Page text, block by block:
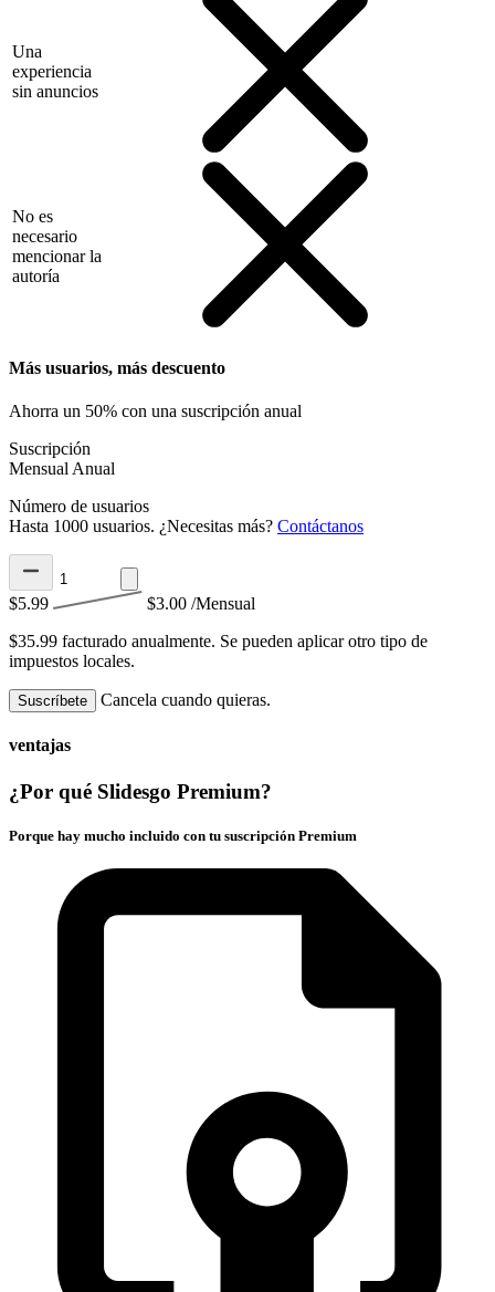
Una
experiencia
sin anuncios
No es
necesario
mencionar la
autoría
Más usuarios, más descuento
Ahorra un 50% con una suscripción anual
Suscripción
Mensual Anual
Número de usuarios
Hasta 1000 usuarios. ¿Necesitas más? Contáctanos
$5.99 $3.00 /Mensual
$35.99 facturado anualmente. Se pueden aplicar otro tipo de
impuestos locales.
Suscríbete Cancela cuando quieras.
ventajas
¿Por qué Slidesgo Premium?
Porque hay mucho incluido con tu suscripción Premium